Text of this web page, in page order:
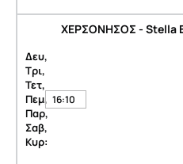
ΧΕΡΣΟΝΗΣΟΣ - Stella
Δευ,
Τρι,
Τετ,
Πεμ,
Παρ,
Σαβ,
Κυρ:
16:10